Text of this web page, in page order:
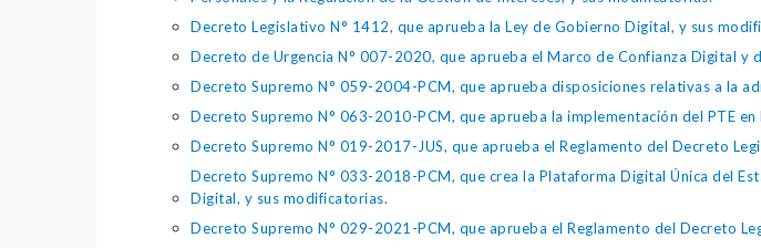
Decreto Legislativo N° 1412, que aprueba la Ley de Gobierno Digital, y sus
Decreto de Urgencia N° 007-2020, que aprueba el Marco de Confianza Digital
Decreto Supremo N° 059-2004-PCM, que aprueba disposiciones relativas a la
Decreto Supremo N° 063-2010-PCM, que aprueba la implementación del PTE
Decreto Supremo N° 019-2017-JUS, que aprueba el Reglamento del Decreto
Decreto Supremo N° 033-2018-PCM, que crea la Plataforma Digital Única del
Digital, y sus modificatorias.
Decreto Supremo N° 029-2021-PCM, que aprueba el Reglamento del Decreto